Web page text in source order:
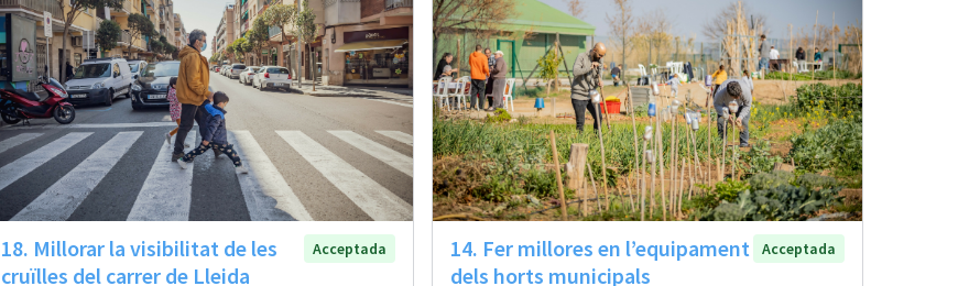
18. Millorar la visibilitat de les
cruïlles del carrer de Lleida
Acceptada
14. Fer millores en l’equipament
dels horts municipals
Acceptada